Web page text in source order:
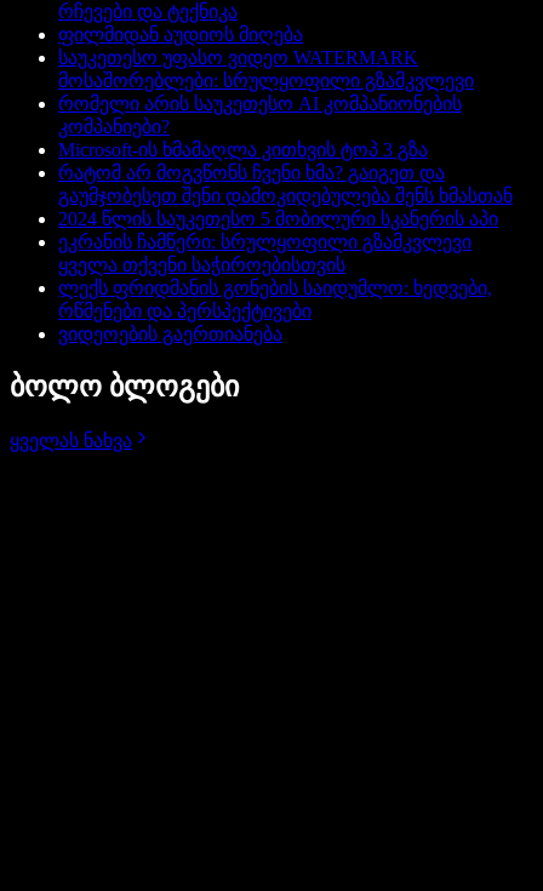
რჩევები და ტექნიკა
ფილმიდან აუდიოს მიღება
საუკეთესო უფასო ვიდეო WATERMARK
მოსაშორებლები: სრულყოფილი გზამკვლევი
რომელი არის საუკეთესო AI კომპანიონების
კომპანიები?
Microsoft-ის ხმამაღლა კითხვის ტოპ 3 გზა
რატომ არ მოგვწონს ჩვენი ხმა? გაიგეთ და
გაუმჯობესეთ შენი დამოკიდებულება შენს ხმასთან
2024 წლის საუკეთესო 5 მობილური სკანერის აპი
ეკრანის ჩამწერი: სრულყოფილი გზამკვლევი
ყველა თქვენი საჭიროებისთვის
ლექს ფრიდმანის გონების საიდუმლო: ხედვები,
რწმენები და პერსპექტივები
ვიდეოების გაერთიანება
ბოლო ბლოგები
ყველას ნახვა